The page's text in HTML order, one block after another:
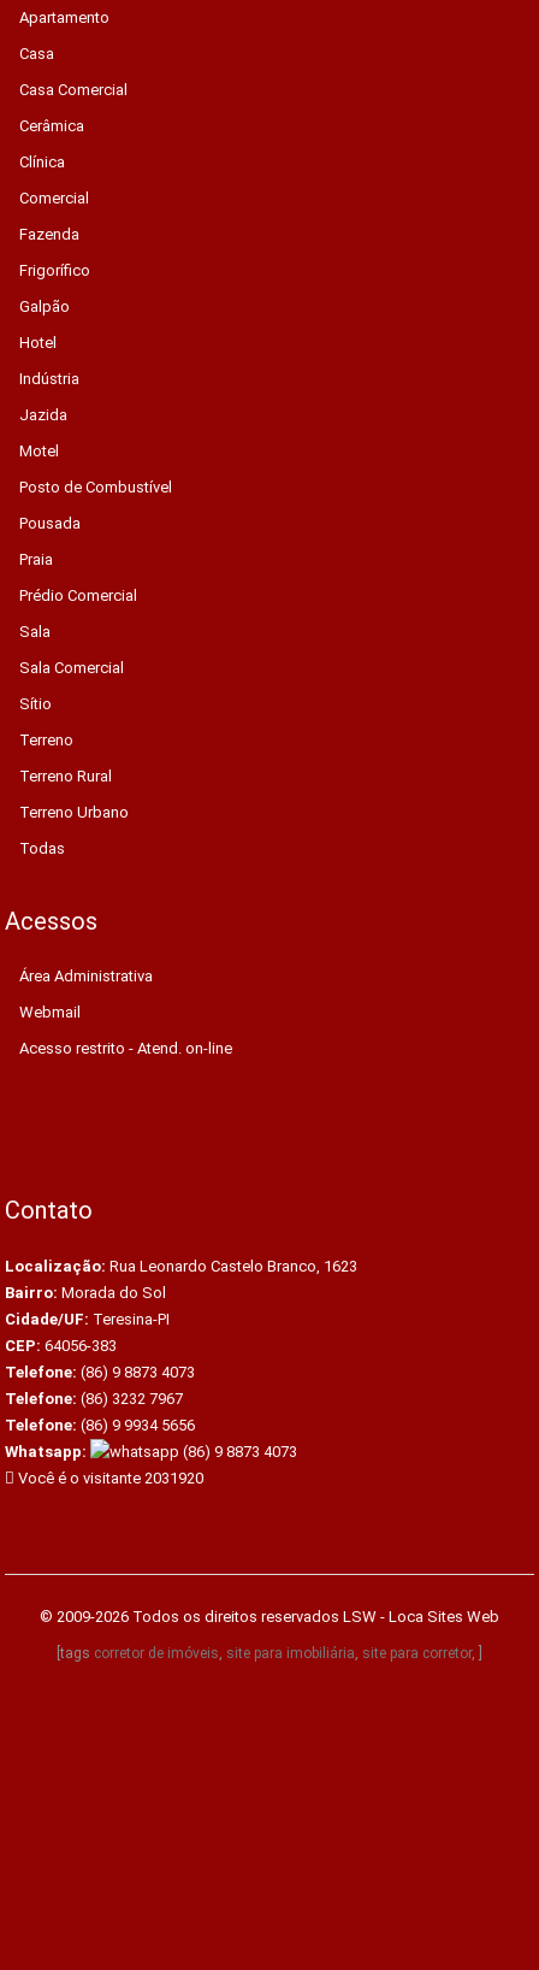
Apartamento
Casa
Casa Comercial
Cerâmica
Clínica
Comercial
Fazenda
Frigorífico
Galpão
Hotel
Indústria
Jazida
Motel
Posto de Combustível
Pousada
Praia
Prédio Comercial
Sala
Sala Comercial
Sítio
Terreno
Terreno Rural
Terreno Urbano
Todas
Acessos
Área Administrativa
Webmail
Acesso restrito - Atend. on-line
Contato
Localização: Rua Leonardo Castelo Branco, 1623
Bairro: Morada do Sol
Cidade/UF: Teresina-PI
CEP: 64056-383
Telefone: (86) 9 8873 4073
Telefone: (86) 3232 7967
Telefone: (86) 9 9934 5656
Whatsapp:
(86) 9 8873 4073
Você é o visitante 2031920
© 2009-2026 Todos os direitos reservados LSW - Loca Sites Web
[tags corretor de imóveis, site para imobiliária, site para corretor, ]